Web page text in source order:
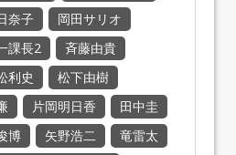
奈子
岡田サリオ
課長2
斉藤由貴
利史
松下由樹
片岡明日香
田中圭
博 矢野浩二
竜雷太